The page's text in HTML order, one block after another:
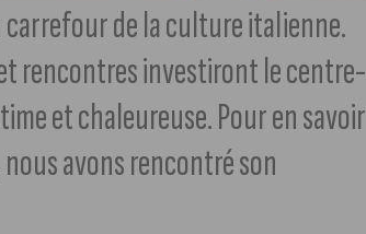
carrefour de la culture italienne.
rencontres investiront le centre-
et chaleureuse. Pour en savoir
avons rencontré son